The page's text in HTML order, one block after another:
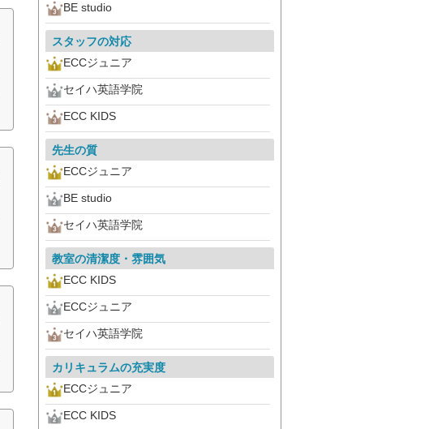
BE studio
スタッフの対応
ECCジュニア
セイハ英語学院
ECC KIDS
先生の質
ECCジュニア
BE studio
セイハ英語学院
教室の清潔度・雰囲気
ECC KIDS
ECCジュニア
セイハ英語学院
カリキュラムの充実度
ECCジュニア
ECC KIDS